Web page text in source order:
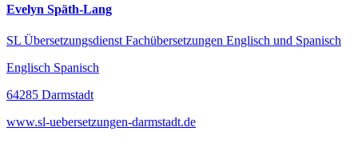
Evelyn Späth-Lang
SL Übersetzungsdienst Fachübersetzungen Englisch und Spanisch
Englisch Spanisch
64285 Darmstadt
www.sl-uebersetzungen-darmstadt.de